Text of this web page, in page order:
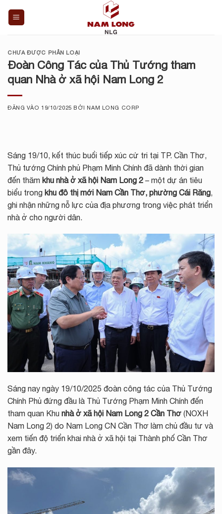
CHƯA ĐƯỢC PHÂN LOẠI
Đoàn Công Tác của Thủ Tướng tham
quan Nhà ở xã hội Nam Long 2
ĐĂNG VÀO 19/10/2025 BỞI NAM LONG CORP
Sáng 19/10, kết thúc buổi tiếp xúc cử tri tại TP. Cần Thơ,
Thủ tướng Chính phủ Phạm Minh Chính đã dành thời gian
đến thăm khu nhà ở xã hội Nam Long 2 – một dự án tiêu
biểu trong khu đô thị mới Nam Cần Thơ, phường Cái Răng
ghi nhận những nỗ lực của địa phương trong việc phát triển
nhà ở cho người dân.
Sáng nay ngày 19/10/2025 đoàn công tác của Thủ Tướng
Chính Phủ đứng đầu là Thủ Tướng Phạm Minh Chính đến
tham quan Khu nhà ở xã hội Nam Long 2 Cần Thơ (NOXH
Nam Long 2) do Nam Long CN Cần Thơ làm chủ đầu tư và
xem tiến độ triển khai nhà ở xã hội tại Thành phố Cần Thơ
gần đây.